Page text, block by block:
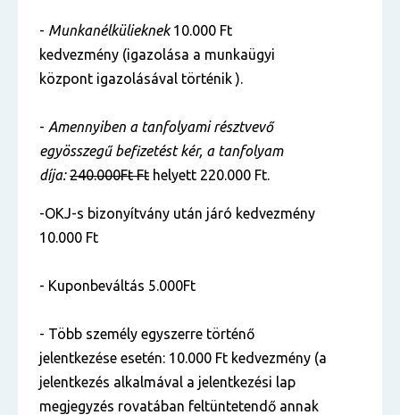
- Munkanélkülieknek10.000 Ft
kedvezmény (igazolása a munkaügyi
központ igazolásával történik ).
- Amennyiben a tanfolyami résztvevő
egyösszegű befizetést kér, a tanfolyam
díja: 240.000Ft Ft helyett 220.000 Ft.
-OKJ-s bizonyítvány után járó kedvezmény
10.000 Ft
- Kuponbeváltás 5.000Ft
- Több személy egyszerre történő
jelentkezése esetén: 10.000 Ft kedvezmény (a
jelentkezés alkalmával a jelentkezési lap
megjegyzés rovatában feltüntetendő annak